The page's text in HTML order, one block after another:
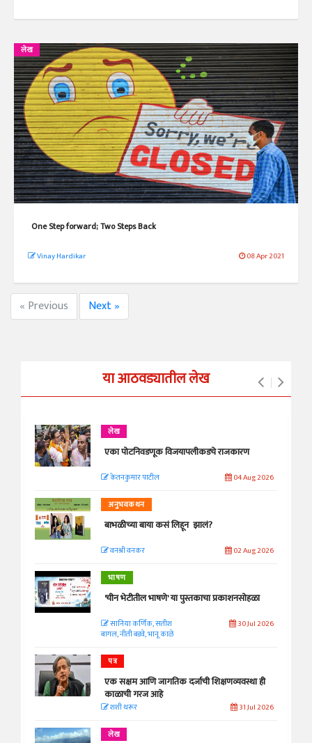
लेख
One Step forward; Two Steps Back
Vinay Hardikar 08 Apr 2021
« Previous Next »
या आठवड्यातील लेख
लेख
एका पोटनिवडणूक विजयापलीकडचे राजकारण
केतनकुमार पाटील 04 Aug 2026
अनुभवकथन
बाभळीच्या बाया कसं लिहून झालं?
वनश्री वनकर 02 Aug 2026
भाषण
'चीन भेटीतील भाषणे' या पुस्तकाचा प्रकाशनसोहळा
सानिया कर्णिक, सतीश
बागल, नीती बडवे, भानू काळे
30 Jul 2026
पत्र
एक सक्षम आणि जागतिक दर्जाची शिक्षणव्यवस्था ही
काळाची गरज आहे
शशी थरूर 31 Jul 2026
लेख